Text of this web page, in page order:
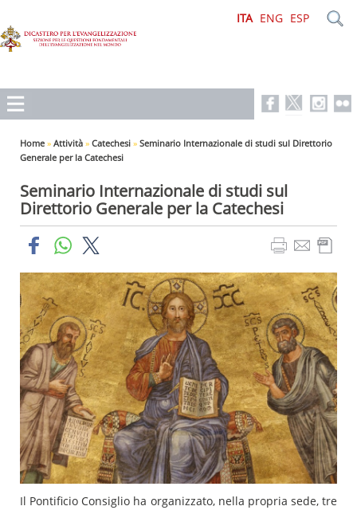
ITA ENG ESP
Home » Attività » Catechesi » Seminario Internazionale di studi sul Direttorio
Generale per la Catechesi
Seminario Internazionale di studi sul
Direttorio Generale per la Catechesi
Il Pontificio Consiglio ha organizzato, nella propria sede, tre